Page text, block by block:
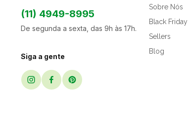
(11) 4949-8995
De segunda a sexta, das 9h às 17h.
Siga a gente
Sobre Nós
Black Friday
Sellers
Blog